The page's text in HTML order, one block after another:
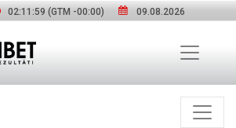
02:12:00 (GTM -00:00) 09.08.2026